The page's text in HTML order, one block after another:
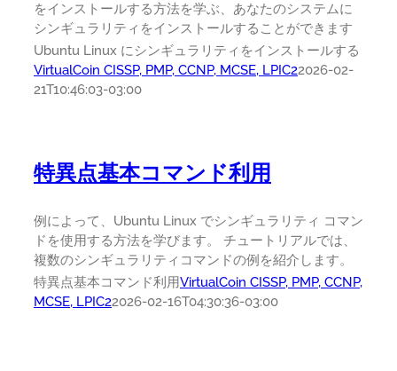
をインストールする方法を学ぶ、あなたのシステムに
シンギュラリティをインストールすることができます
Ubuntu Linux にシンギュラリティをインストールする
VirtualCoin CISSP, PMP, CCNP, MCSE, LPIC22026-02-
21T10:46:03-03:00
特異点基本コマンド利用
例によって、Ubuntu Linux でシンギュラリティ コマン
ドを使用する方法を学びます。 チュートリアルでは、
複数のシンギュラリティコマンドの例を紹介します。
特異点基本コマンド利用VirtualCoin CISSP, PMP, CCNP,
MCSE, LPIC22026-02-16T04:30:36-03:00